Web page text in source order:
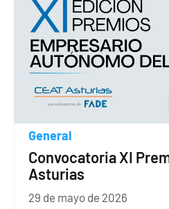
General
Convocatoria XI
Asturias
29 de mayo de 2026